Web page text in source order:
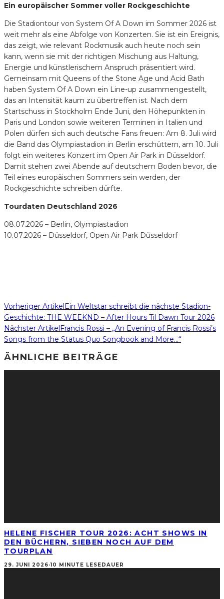
Ein europäischer Sommer voller Rockgeschichte
Die Stadiontour von System Of A Down im Sommer 2026 ist
weit mehr als eine Abfolge von Konzerten. Sie ist ein Ereignis,
das zeigt, wie relevant Rockmusik auch heute noch sein
kann, wenn sie mit der richtigen Mischung aus Haltung,
Energie und künstlerischem Anspruch präsentiert wird.
Gemeinsam mit Queens of the Stone Age und Acid Bath
haben System Of A Down ein Line-up zusammengestellt,
das an Intensität kaum zu übertreffen ist. Nach dem
Startschuss in Stockholm Ende Juni, den Höhepunkten in
Paris und London sowie weiteren Terminen in Italien und
Polen dürfen sich auch deutsche Fans freuen: Am 8. Juli wird
die Band das Olympiastadion in Berlin erschüttern, am 10. Juli
folgt ein weiteres Konzert im Open Air Park in Düsseldorf.
Damit stehen zwei Abende auf deutschem Boden bevor, die
Teil eines europäischen Sommers sein werden, der
Rockgeschichte schreiben dürfte.
Tourdaten Deutschland 2026
08.07.2026 – Berlin, Olympiastadion
10.07.2026 – Düsseldorf, Open Air Park Düsseldorf
Vorheriger ArtikelEin Weltstar schreibt die nächste Stadion-
Geschichte: THE WEEKND – After Hours Til Dawn Tour 2026
Nächster ArtikelFrancis Rossi – „An Evening of Francis Rossi’s
Songs from the Status Quo Songbook and More…“
ÄHNLICHE BEITRÄGE
HELENE FISCHER TOUR 2026: ACHT SHOWS IN
DEN BÜCHERN, SIEBEN NOCH AUF DEM
TOURPLAN
29. JUNI 2026·10 MINUTE LESEDAUER